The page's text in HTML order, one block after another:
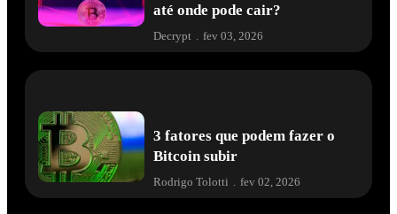
até onde pode cair?
Decrypt . fev 03, 2026
3 fatores que podem fazer o
Bitcoin subir
Rodrigo Tolotti fev 02, 2026